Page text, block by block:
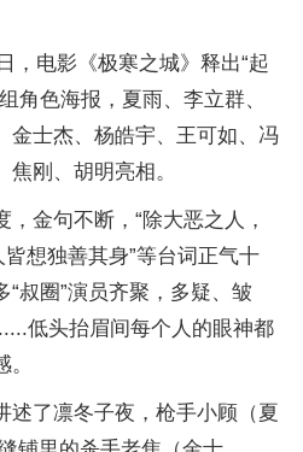
，电影《极寒之城》释出“起
角色海报，夏雨、李立群、
金士杰、杨皓宇、王可如、冯
刚、胡明亮相。
金句不断，“除大恶之人，
想独善其身”等台词正气十
叔圈”演员齐聚，多疑、皱
低头抬眉间每个人的眼神都
述了凛冬子夜，枪手小顾（夏